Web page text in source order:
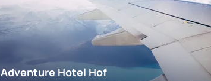
Adventure Hotel Hof